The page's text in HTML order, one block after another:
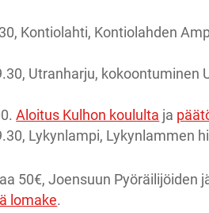
Kontiolahti, Kontiolahden
Utranharju, kokoontuminen
Aloitus Kulhon koululta ja
Lykynlampi, Lykynlammen
50€, Joensuun Pyöräilijöiden
lomake.